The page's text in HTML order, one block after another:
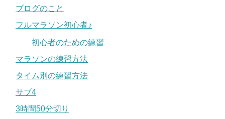
ブログのこと
フルマラソン初心者♪
初心者のための練習
マラソンの練習方法
タイム別の練習方法
サブ4
3時間50分切り